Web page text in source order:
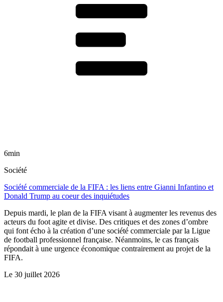
6min
Société
Société commerciale de la FIFA : les liens entre Gianni Infantino et
Donald Trump au coeur des inquiétudes
Depuis mardi, le plan de la FIFA visant à augmenter les revenus des
acteurs du foot agite et divise. Des critiques et des zones d’ombre
qui font écho à la création d’une société commerciale par la Ligue
de football professionnel française. Néanmoins, le cas français
répondait à une urgence économique contrairement au projet de la
FIFA.
Le 30 juillet 2026